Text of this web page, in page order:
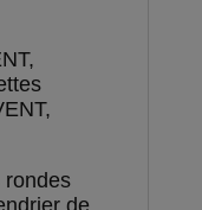
rondes
de